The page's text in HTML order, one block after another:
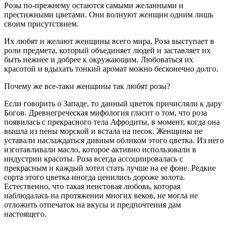
Розы по-прежнему остаются самыми желанными и
престижными цветами. Они волнуют женщин одним лишь
своим присутствием.
Их любят и желают женщины всего мира. Роза выступает в
роли предмета, который объединяет людей и заставляет их
быть нежнее и добрее к окружающим. Любоваться их
красотой и вдыхать тонкий аромат можно бесконечно долго.
Почему же все-таки женщины так любят розы?
Если говорить о Западе, то данный цветок причисляли к дару
Богов. Древнегреческая мифология гласит о том, что роза
появилась с прекрасного тела Афродиты, в момент, когда она
вышла из пены морской и встала на песок. Женщины не
уставали наслаждаться дивным обликом этого цветка. Из него
изготавливали масло, которое активно использовали в
индустрии красоты. Роза всегда ассоциировалась с
прекрасным и каждый хотел стать лучше на ее фоне. Редкие
сорта этого цветка иногда ценились дороже золота.
Естественно, что такая неистовая любовь, которая
наблюдалась на протяжении многих веков, не могла не
отложить отпечаток на вкусы и предпочтения дам
настоящего.